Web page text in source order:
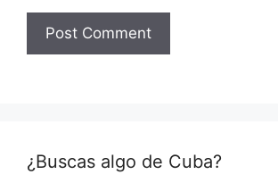
¿Buscas algo de Cuba?